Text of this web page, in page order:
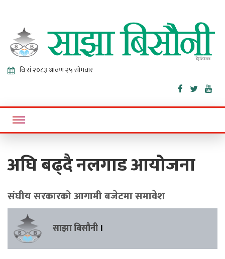
Sajha
Bisaunee
Online News Portal
अघि बढ्दै नलगाड आयोजना
संघीय सरकारको आगामी बजेटमा समावेश
साझा बिसौनी ।